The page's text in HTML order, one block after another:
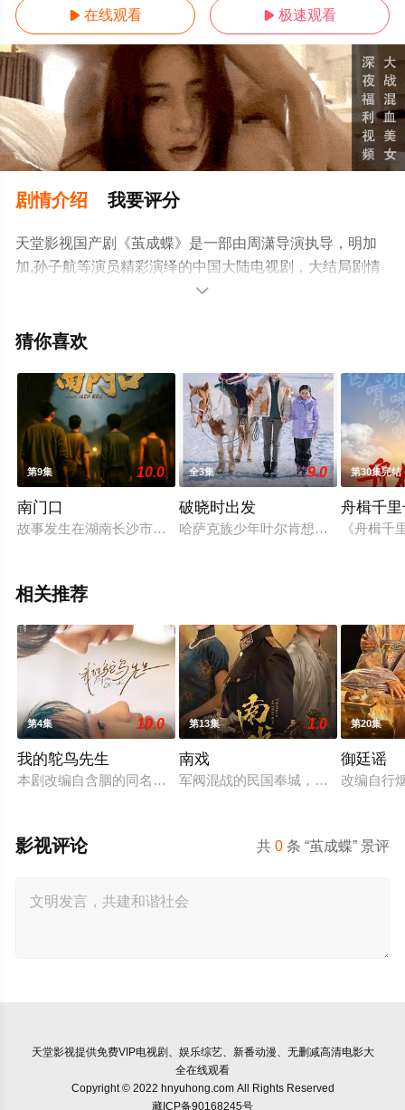
 在线观看  极速观看
剧情介绍 我要评分
天堂影视国产剧《茧成蝶​》是一部由周潇导演执导，明加
加,孙子航等演员精彩演绎的中国大陆电视剧，大结局剧情
已揭晓（1-1全集），手机免费观看高清未删减完整版电视
剧、电视猫或剧情网等平台了解。

猜你喜欢
第9集 10.0
南门口
故事发生在湖南长沙市区的南门口，讲述了几个土生土长的青
全3集 9.0
破晓时出发
哈萨克族少年叶尔肯想要赢得赛马比
第30集完结
舟楫千
《舟楫
相关推荐
第4集 10.0
我的鸵鸟先生
本剧改编自含胭的同名小说，讲述了邻家女孩庞倩（苏晓彤 饰
第13集 1.0
南戏
军阀混战的民国奉城，玉佛头离奇失
第20集
御廷谣
改编自行
共0 条 “茧成蝶​” 景评
影视评论
天堂影视提供免费VIP电视剧、娱乐综艺、新番动漫、无删减高清电影大
全在线观看
Copyright © 2022 hnyuhong.com All Rights Reserved
藏ICP备90168245号